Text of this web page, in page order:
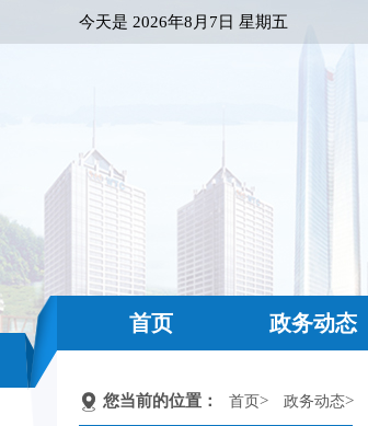
今天是 2026年8月7日 星期五
首页 政务动态
您当前的位置： 首页> 政务动态>